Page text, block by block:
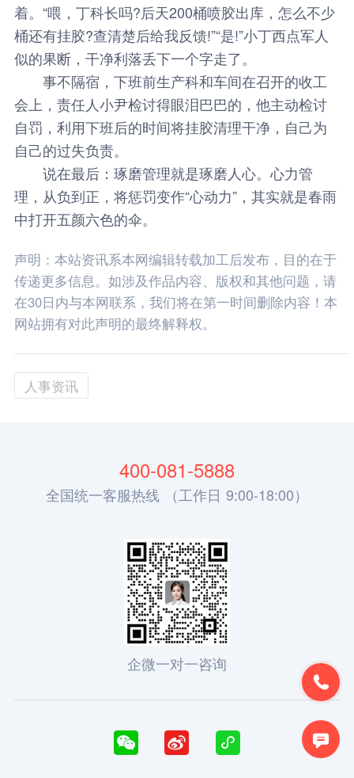
着。“喂，丁科长吗?后天200桶喷胶出库，怎么不少
桶还有挂胶?查清楚后给我反馈!”“是!”小丁西点军人
似的果断，干净利落丢下一个字走了。
事不隔宿，下班前生产科和车间在召开的收工
会上，责任人小尹检讨得眼泪巴巴的，他主动检讨
自罚，利用下班后的时间将挂胶清理干净，自己为
自己的过失负责。
说在最后：琢磨管理就是琢磨人心。心力管
理，从负到正，将惩罚变作“心动力”，其实就是春雨
中打开五颜六色的伞。
声明：本站资讯系本网编辑转载加工后发布，目的在于
传递更多信息。如涉及作品内容、版权和其他问题，请
在30日内与本网联系，我们将在第一时间删除内容！本
网站拥有对此声明的最终解释权。
人事资讯


400-081-5888
全国统一客服热线 （工作日 9:00-18:00）
企微一对一咨询
  